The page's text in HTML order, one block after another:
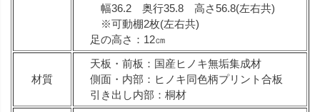
幅36.2 奥行35.8 高さ56.8(左右共)
※可動棚2枚(左右共)
足の高さ：12㎝
材質
天板・前板：国産ヒノキ無垢集成材
側面・内部：ヒノキ同色柄プリント合板
引き出し内部：桐材